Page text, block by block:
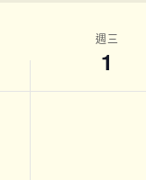
週三
1